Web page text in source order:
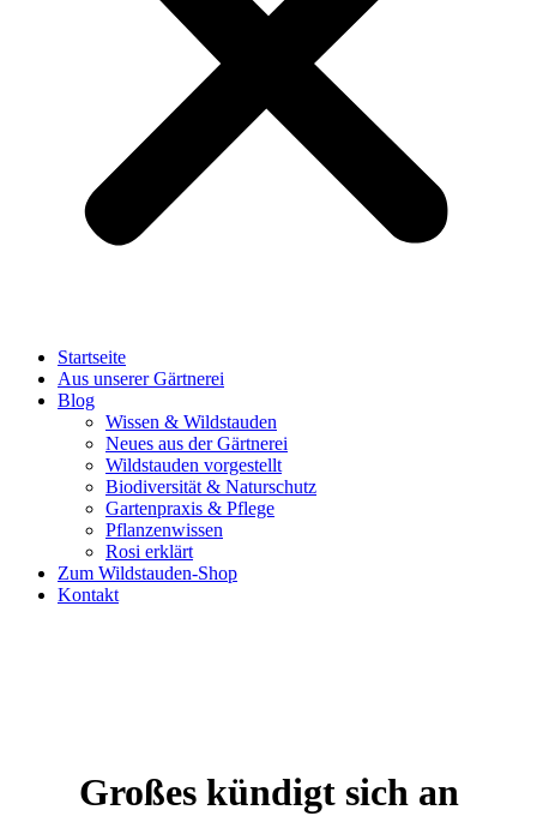
Startseite
Aus unserer Gärtnerei
Blog
Wissen & Wildstauden
Neues aus der Gärtnerei
Wildstauden vorgestellt
Biodiversität & Naturschutz
Gartenpraxis & Pflege
Pflanzenwissen
Rosi erklärt
Zum Wildstauden-Shop
Kontakt
Großes kündigt sich an